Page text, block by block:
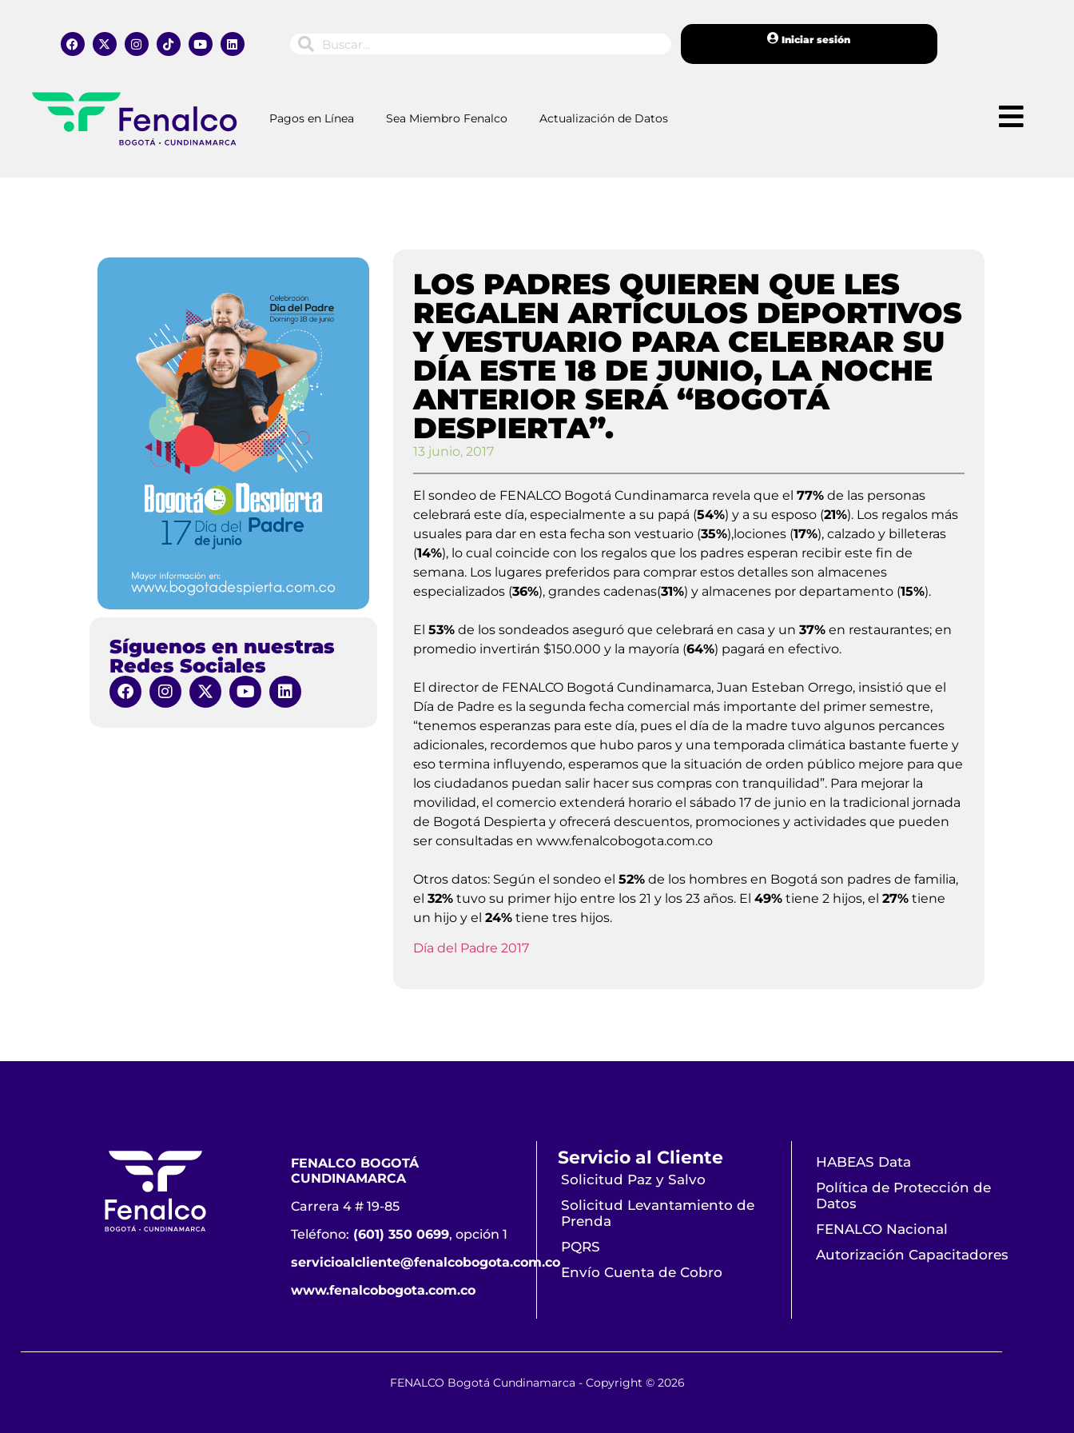
Iniciar sesión
Pagos en Línea Sea Miembro Fenalco Actualización de Datos
Síguenos en nuestras
Redes Sociales
LOS PADRES QUIEREN QUE LES
REGALEN ARTÍCULOS DEPORTIVOS
Y VESTUARIO PARA CELEBRAR SU
DÍA ESTE 18 DE JUNIO, LA NOCHE
ANTERIOR SERÁ “BOGOTÁ
DESPIERTA”.
13 junio, 2017
El sondeo de FENALCO Bogotá Cundinamarca revela que el 77%de las personas
celebrará este día, especialmente a su papá (54%) y a su esposo (21%). Los regalos más
usuales para dar en esta fecha son vestuario (35%),lociones (17%), calzado y billeteras
(14%), lo cual coincide con los regalos que los padres esperan recibir este fin de
semana. Los lugares preferidos para comprar estos detalles son almacenes
especializados (36%), grandes cadenas(31%) y almacenes por departamento (15%).
El 53%de los sondeados aseguró que celebrará en casa y un 37%en restaurantes; en
promedio invertirán $150.000 y la mayoría (64%) pagará en efectivo.
El director de FENALCO Bogotá Cundinamarca, Juan Esteban Orrego, insistió que el
Día de Padre es la segunda fecha comercial más importante del primer semestre,
“tenemos esperanzas para este día, pues el día de la madre tuvo algunos percances
adicionales, recordemos que hubo paros y una temporada climática bastante fuerte y
eso termina influyendo, esperamos que la situación de orden público mejore para que
los ciudadanos puedan salir hacer sus compras con tranquilidad”. Para mejorar la
movilidad, el comercio extenderá horario el sábado 17 de junio en la tradicional jornada
de Bogotá Despierta y ofrecerá descuentos, promociones y actividades que pueden
ser consultadas en www.fenalcobogota.com.co
Otros datos: Según el sondeo el 52%de los hombres en Bogotá son padres de familia,
el 32%tuvo su primer hijo entre los 21 y los 23 años. El 49%tiene 2 hijos, el 27%tiene
un hijo y el 24%tiene tres hijos.
Día del Padre 2017
FENALCO BOGOTÁ
CUNDINAMARCA
Carrera 4 # 19-85
Teléfono: (601) 350 0699, opción 1
servicioalcliente@fenalcobogota.com.co
www.fenalcobogota.com.co
Servicio al Cliente
Solicitud Paz y Salvo
Solicitud Levantamiento de
Prenda
PQRS
Envío Cuenta de Cobro
HABEAS Data
Política de Protección de
Datos
FENALCO Nacional
Autorización Capacitadores
FENALCO Bogotá Cundinamarca - Copyright © 2026